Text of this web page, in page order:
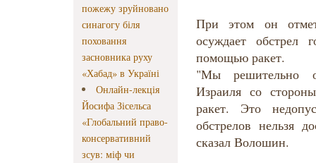
пожежу зруйновано
синагогу біля
поховання
засновника руху
«Хабад» в Україні
Онлайн-лекція
Йосифа Зісельса
«Глобальний право-
консервативний
зсув: міф чи
При этом он
осуждает обстрел
помощью ракет.
"Мы решительно
Израиля со
ракет. Это
обстрелов нельзя
сказал Волошин.